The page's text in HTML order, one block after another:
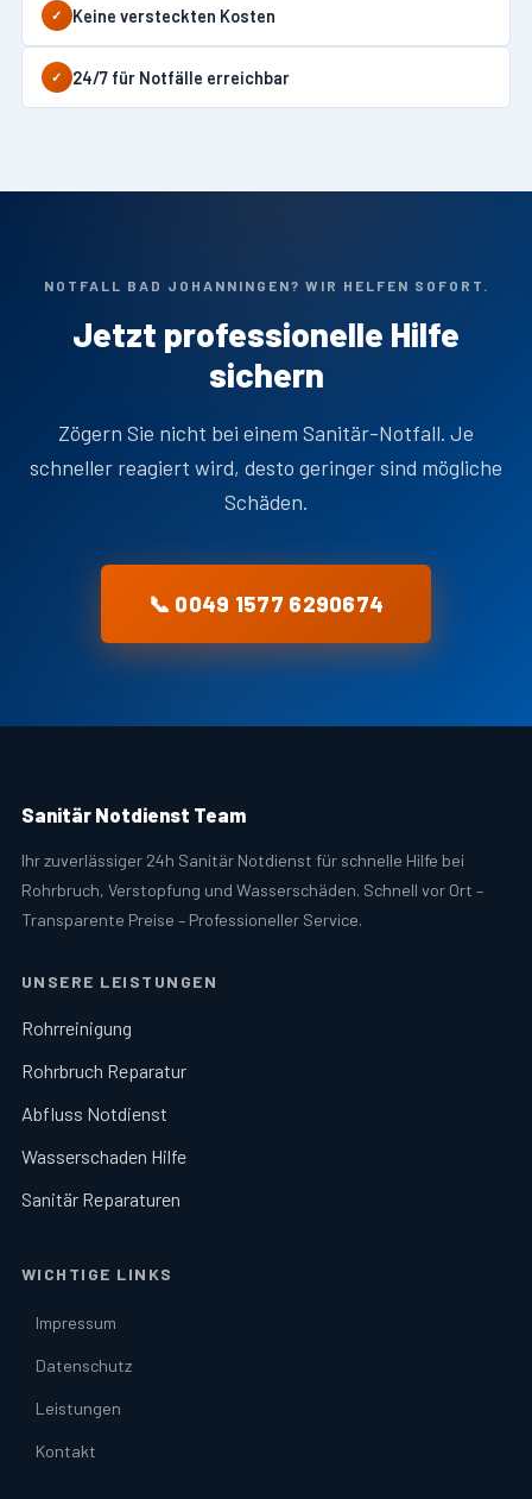
✓ Keine versteckten Kosten
✓ 24/7 für Notfälle erreichbar
NOTFALL BAD JOHANNINGEN? WIR HELFEN SOFORT.
Jetzt professionelle Hilfe
sichern
Zögern Sie nicht bei einem Sanitär-Notfall. Je
schneller reagiert wird, desto geringer sind mögliche
Schäden.
📞 0049 1577 6290674
Sanitär Notdienst Team
Ihr zuverlässiger 24h Sanitär Notdienst für schnelle Hilfe bei
Rohrbruch, Verstopfung und Wasserschäden. Schnell vor Ort –
Transparente Preise – Professioneller Service.
UNSERE LEISTUNGEN
Rohrreinigung
Rohrbruch Reparatur
Abfluss Notdienst
Wasserschaden Hilfe
Sanitär Reparaturen
WICHTIGE LINKS
Impressum
Datenschutz
Leistungen
Kontakt